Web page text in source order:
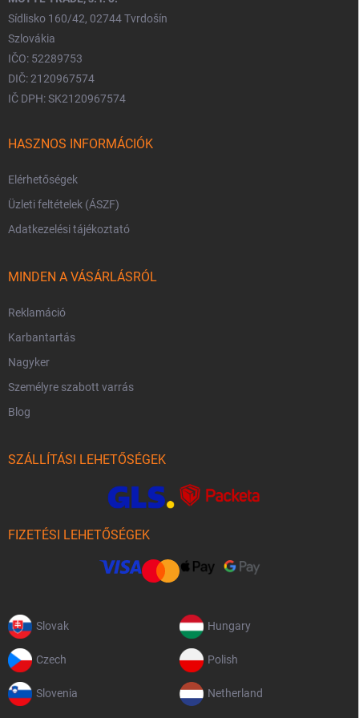
Sídlisko 160/42, 02744 Tvrdošín
Szlovákia
IČO: 52289753
DIČ: 2120967574
IČ DPH: SK2120967574
HASZNOS INFORMÁCIÓK
Elérhetőségek
Üzleti feltételek (ÁSZF)
Adatkezelési tájékoztató
MINDEN A VÁSÁRLÁSRÓL
Reklamáció
Karbantartás
Nagyker
Személyre szabott varrás
Blog
SZÁLLÍTÁSI LEHETŐSÉGEK
FIZETÉSI LEHETŐSÉGEK
Slovak Hungary
Czech Polish
Slovenia Netherland